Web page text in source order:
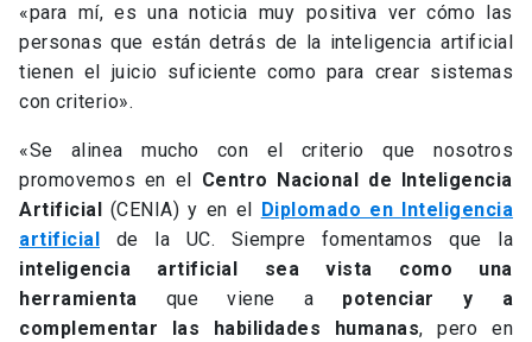
«para mí, es una noticia muy positiva ver cómo las
personas que están detrás de la inteligencia artificial
tienen el juicio suficiente como para crear sistemas
con criterio».
«Se alinea mucho con el criterio que nosotros
promovemos en el Centro Nacional de Inteligencia
Artificial (CENIA) y en el Diplomado en Inteligencia
artificial
de la UC. Siempre fomentamos que la
inteligencia artificial sea vista como una
herramienta que viene a potenciar y a
complementar las habilidades humanas, pero en